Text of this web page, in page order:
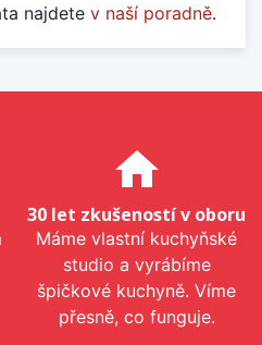
najdete v naší poradně.
home
30 let zkušeností v oboru
Máme vlastní kuchyňské
studio a vyrábíme
špičkové kuchyně. Víme
přesně, co funguje.